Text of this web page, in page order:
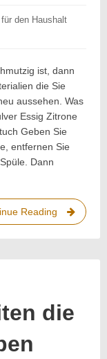
den Haushalt
ist, dann
die Sie
aussehen. Was
Essig Zitrone
Geben Sie
entfernen Sie
Dann
Reading
reinigen
die